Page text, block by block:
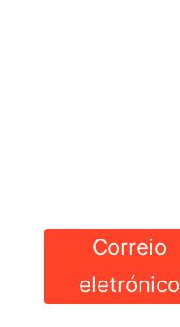
Correio
eletrónico